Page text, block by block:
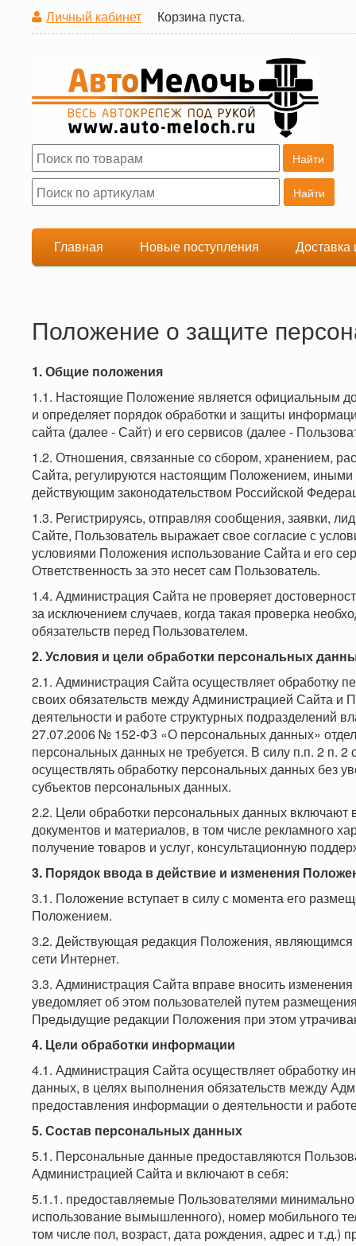
Личный кабинет Корзина пуста.
Форма поиска
Поиск
Главная Новые поступления Доставка
Положение о защите
1. Общие положения
1.1. Настоящие Положение является официальным
и определяет порядок обработки и защиты
сайта (далее - Сайт) и его сервисов (далее -
1.2. Отношения, связанные со сбором, хранением,
Сайта, регулируются настоящим Положением,
действующим законодательством Российской
1.3. Регистрируясь, отправляя сообщения, заявки,
Сайте, Пользователь выражает свое согласие с
условиями Положения использование Сайта и его
Ответственность за это несет сам Пользователь.
1.4. Администрация Сайта не проверяет
за исключением случаев, когда такая проверка
обязательств перед Пользователем.
2. Условия и цели обработки персональных
2.1. Администрация Сайта осуществляет обработку
своих обязательств между Администрацией Сайта
деятельности и работе структурных подразделений
27.07.2006 № 152-ФЗ «О персональных данных»
персональных данных не требуется. В силу п.п. 2 п.
осуществлять обработку персональных данных без
субъектов персональных данных.
2.2. Цели обработки персональных данных
документов и материалов, в том числе рекламного
получение товаров и услуг, консультационную
3. Порядок ввода в действие и изменения
3.1. Положение вступает в силу с момента его
Положением.
3.2. Действующая редакция Положения,
сети Интернет.
3.3. Администрация Сайта вправе вносить
уведомляет об этом пользователей путем
Предыдущие редакции Положения при этом
4. Цели обработки информации
4.1. Администрация Сайта осуществляет обработку
данных, в целях выполнения обязательств между
предоставления информации о деятельности и
5. Состав персональных данных
5.1. Персональные данные предоставляются
Администрацией Сайта и включают в себя:
5.1.1. предоставляемые Пользователями
использование вымышленного), номер мобильного
том числе пол, возраст, дата рождения, адрес и т.д.)